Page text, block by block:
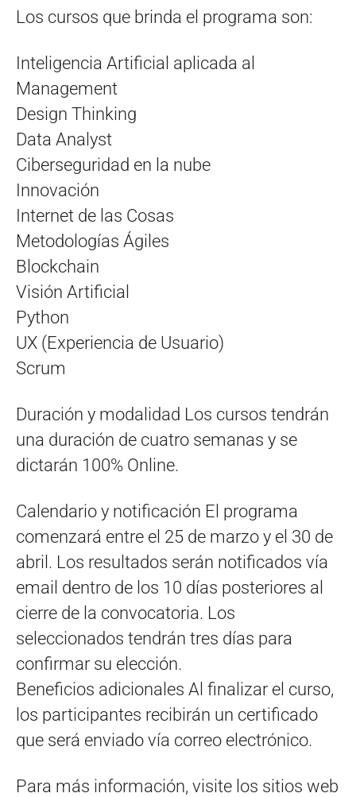
Los cursos que brinda el programa son:
Inteligencia Artificial aplicada al
Management
Design Thinking
Data Analyst
Ciberseguridad en la nube
Innovación
Internet de las Cosas
Metodologías Ágiles
Blockchain
Visión Artificial
Python
UX (Experiencia de Usuario)
Scrum
Duración y modalidad Los cursos tendrán
una duración de cuatro semanas y se
dictarán 100% Online.
Calendario y notificación El programa
comenzará entre el 25 de marzo y el 30 de
abril. Los resultados serán notificados vía
email dentro de los 10 días posteriores al
cierre de la convocatoria. Los
seleccionados tendrán tres días para
confirmar su elección.
Beneficios adicionales Al finalizar el curso,
los participantes recibirán un certificado
que será enviado vía correo electrónico.
Para más información, visite los sitios web